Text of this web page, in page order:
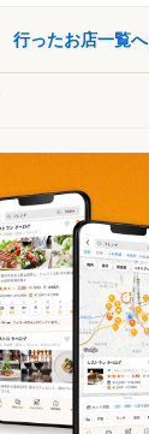
行ったお店一覧へ